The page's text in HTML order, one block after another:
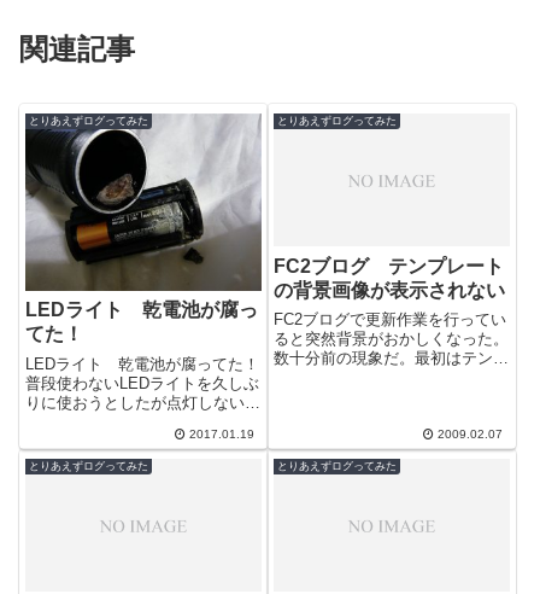
関連記事
とりあえずログってみた
LEDライト 乾電池が腐っ
てた！
LEDライト 乾電池が腐ってた！
普段使わないLEDライトを久しぶ
りに使おうとしたが点灯しない。
れになったままだったなぁ。 交
換だな...
2017.01.19
とりあえずログってみた
FC2ブログ テンプレート
の背景画像が表示されない
FC2ブログで更新作業を行ってい
ると突然背景がおかしくなった。
数十分前の現象だ。最初はテンプ
2009.02.07
とりあえずログってみた とりあえずログってみた